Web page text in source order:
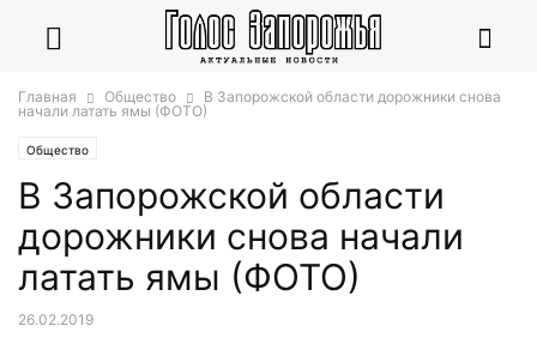
Главная Общество
В Запорожской области дорожники снова
начали латать ямы (ФОТО)
Общество
В Запорожской области
дорожники снова начали
латать ямы (ФОТО)
26.02.2019